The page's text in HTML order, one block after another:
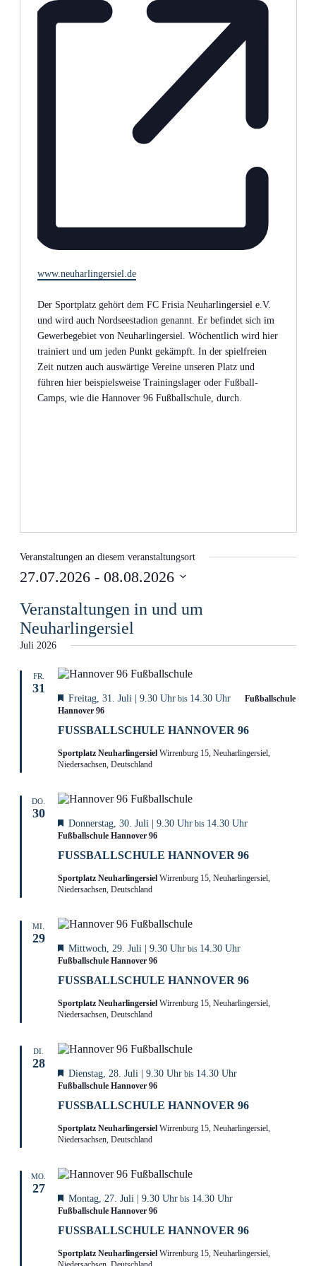
Webseite
www.neuharlingersiel.de
Der Sportplatz gehört dem FC Frisia Neuharlingersiel e.V.
und wird auch Nordseestadion genannt. Er befindet sich im
Gewerbegebiet von Neuharlingersiel. Wöchentlich wird hier
trainiert und um jeden Punkt gekämpft. In der spielfreien
Zeit nutzen auch auswärtige Vereine unseren Platz und
führen hier beispielsweise Trainingslager oder Fußball-
Camps, wie die Hannover 96 Fußballschule, durch.
Veranstaltungen an diesem veranstaltungsort
27.07.2026 - 08.08.2026
wählen.
Veranstaltungen in und um
Neuharlingersiel
Juli 2026
FR.
31
Hervorgehoben
Freitag, 31. Juli | 9.30 Uhrbis 14.30 Uhr
Fußballschule
Hannover 96
FUSSBALLSCHULE HANNOVER 96
Sportplatz Neuharlingersiel Wirrenburg 15, Neuharlingersiel,
Niedersachsen, Deutschland
DO.
30
Hervorgehoben
Donnerstag, 30. Juli | 9.30 Uhrbis 14.30 Uhr
Fußballschule Hannover 96
FUSSBALLSCHULE HANNOVER 96
Sportplatz Neuharlingersiel Wirrenburg 15, Neuharlingersiel,
Niedersachsen, Deutschland
MI.
29
Hervorgehoben
Mittwoch, 29. Juli | 9.30 Uhrbis 14.30 Uhr
Fußballschule Hannover 96
FUSSBALLSCHULE HANNOVER 96
Sportplatz Neuharlingersiel Wirrenburg 15, Neuharlingersiel,
Niedersachsen, Deutschland
DI.
28
Hervorgehoben
Dienstag, 28. Juli | 9.30 Uhrbis 14.30 Uhr
Fußballschule Hannover 96
FUSSBALLSCHULE HANNOVER 96
Sportplatz Neuharlingersiel Wirrenburg 15, Neuharlingersiel,
Niedersachsen, Deutschland
MO.
27
Hervorgehoben
Montag, 27. Juli | 9.30 Uhrbis 14.30 Uhr
Fußballschule Hannover 96
FUSSBALLSCHULE HANNOVER 96
Sportplatz Neuharlingersiel Wirrenburg 15, Neuharlingersiel,